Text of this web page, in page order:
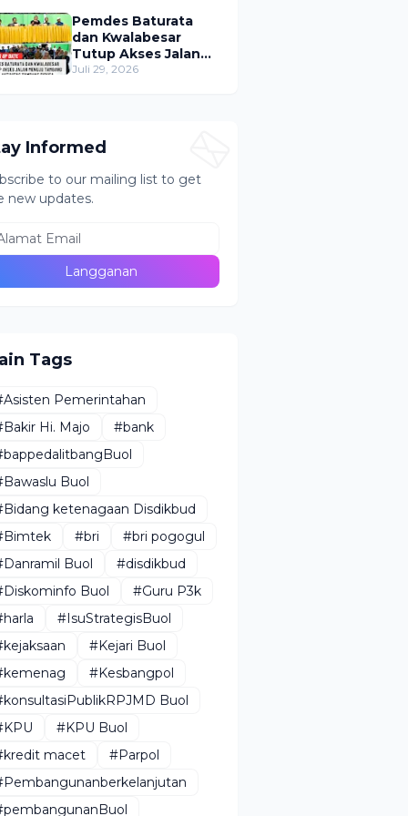
Lokasi Tak Resmi
Pemdes Baturata
dan Kwalabesar
Tutup Akses Jalan
Menuju PETI Bugu,
Juli 29, 2026
Informed
to our mailing list to get
new updates.
Tags
Pemerintahan
Hi. Majo
#bank
Buol
ketenagaan Disdikbud
#bri
#bri pogogul
Buol
#disdikbud
Buol
#Guru P3k
#IsuStrategisBuol
#Kejari Buol
#Kesbangpol
Buol
#KPU Buol
macet
#Parpol